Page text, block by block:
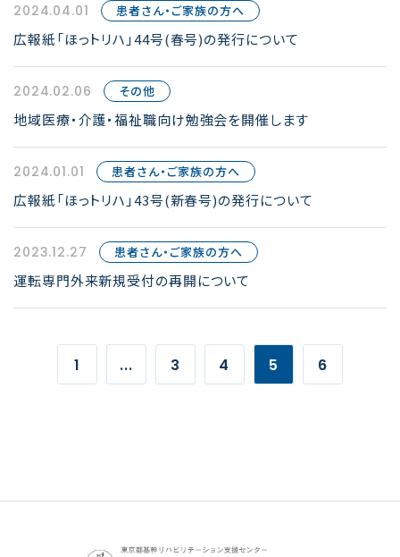
2024.04.01 患者さん・ご家族の方へ
広報紙「ほっトリハ」44号(春号)の発行について
2024.02.06 その他
地域医療・介護・福祉職向け勉強会を開催します
2024.01.01 患者さん・ご家族の方へ
広報紙「ほっトリハ」43号(新春号)の発行について
2023.12.27 患者さん・ご家族の方へ
運転専門外来新規受付の再開について
1 ... 3 4 5 6